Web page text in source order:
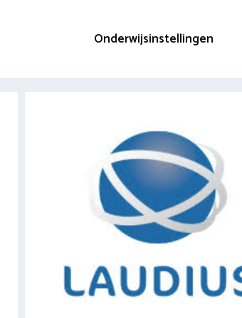
Onderwijsinstellingen